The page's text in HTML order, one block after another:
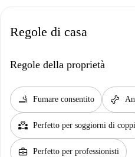
Regole di casa
Regole della proprietà
smoking_rooms Fumare consentito pet_supplies
partner_heart Perfetto per soggiorni di
business_center Perfetto per professionisti